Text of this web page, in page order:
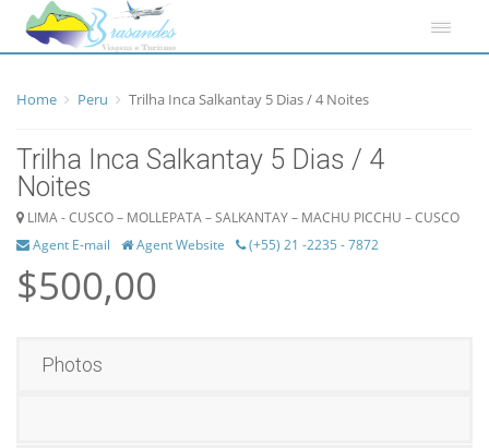
Home Peru Trilha Inca Salkantay 5 Dias / 4 Noites
Trilha Inca Salkantay 5 Dias / 4
Noites
LIMA - CUSCO – MOLLEPATA – SALKANTAY – MACHU PICCHU – CUSCO
Agent E-mail
Agent Website (+55) 21 -2235 - 7872
$500,00
Photos